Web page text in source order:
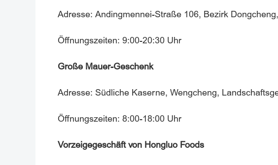
Adresse: Andingmennei-Straße 106, Bezirk
Öffnungszeiten: 9:00-20:30 Uhr
Große Mauer-Geschenk
Adresse: Südliche Kaserne, Wengcheng,
Öffnungszeiten: 8:00-18:00 Uhr
Vorzeigegeschäft von Hongluo Foods